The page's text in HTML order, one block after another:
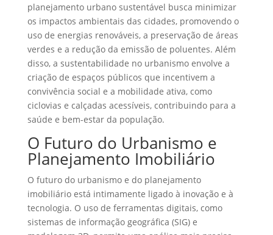
planejamento urbano sustentável busca minimizar
os impactos ambientais das cidades, promovendo o
uso de energias renováveis, a preservação de áreas
verdes e a redução da emissão de poluentes. Além
disso, a sustentabilidade no urbanismo envolve a
criação de espaços públicos que incentivem a
convivência social e a mobilidade ativa, como
ciclovias e calçadas acessíveis, contribuindo para a
saúde e bem-estar da população.
O Futuro do Urbanismo e
Planejamento Imobiliário
O futuro do urbanismo e do planejamento
imobiliário está intimamente ligado à inovação e à
tecnologia. O uso de ferramentas digitais, como
sistemas de informação geográfica (SIG) e